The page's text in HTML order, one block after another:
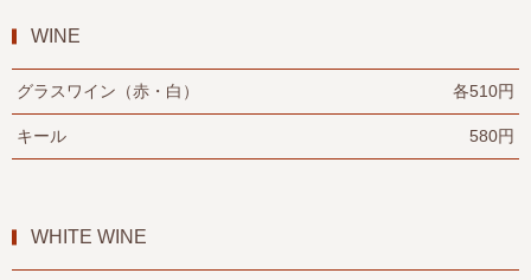
WINE
グラスワイン（赤・白） 各510円
キール 580円
WHITE WINE